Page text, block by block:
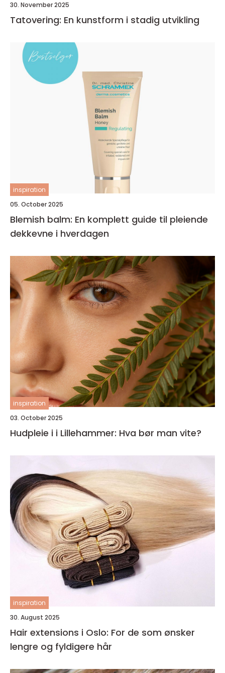
30. November 2025
Tatovering: En kunstform i stadig utvikling
inspiration
05. October 2025
Blemish balm: En komplett guide til pleiende
dekkevne i hverdagen
inspiration
03. October 2025
Hudpleie i i Lillehammer: Hva bør man vite?
inspiration
30. August 2025
Hair extensions i Oslo: For de som ønsker
lengre og fyldigere hår